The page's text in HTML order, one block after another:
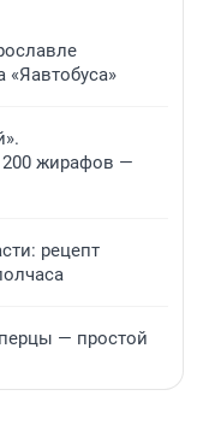
«Яавтобуса»
200 жирафов —
рецепт
— простой